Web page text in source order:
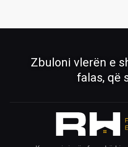
Zbuloni vlerën e
falas, që
Mëso më shumë për ekipin tonë Na